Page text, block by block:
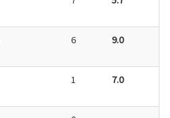
6 9.0
1 7.0